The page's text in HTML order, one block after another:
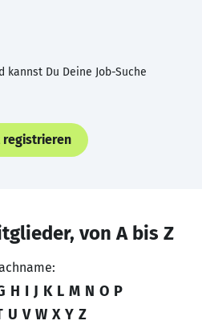
Du Deine Job-Suche
registrieren
von A bis Z
H I J K L M N O P
U V W X Y Z